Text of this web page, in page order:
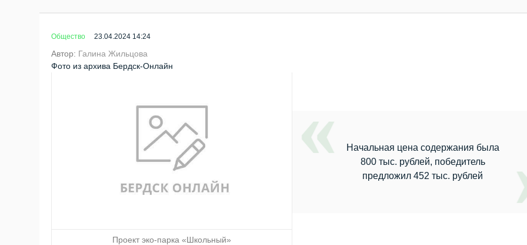
Общество 23.04.2024 14:24
Автор: Галина Жильцова
Фото из архива Бердск-Онлайн
Проект эко-парка «Школьный»
Начальная цена содержания была
800 тыс. рублей, победитель
предложил 452 тыс. рублей